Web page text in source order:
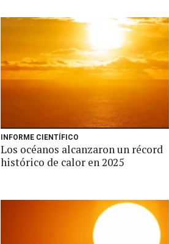
INFORME CIENTÍFICO
Los océanos alcanzaron un récord
histórico de calor en 2025